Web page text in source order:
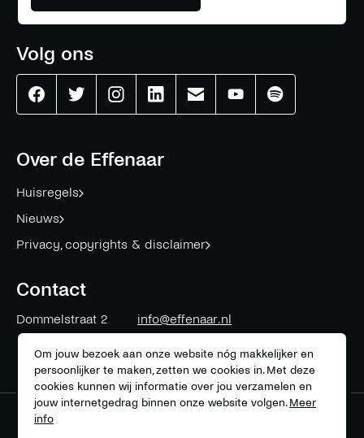
Over de Effenaar
Huisregels
Nieuws
Privacy, copyrights & disclaimer
Contact
Dommelstraat 2
5611 CK
info@effenaar.nl
Volg ons
EffenaarEffenaarEffenaarEffenaarEffenaarEffenaarEffenaar
Om jouw bezoek aan onze website nóg makkelijker en
persoonlijker te maken, zetten we cookies in. Met deze
cookies kunnen wij informatie over jou verzamelen en
jouw internetgedrag binnen onze website volgen. Meer
info